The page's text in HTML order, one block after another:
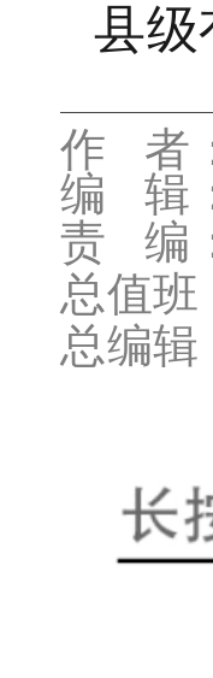
县级
作 者
编 辑
责 编
总值
总编